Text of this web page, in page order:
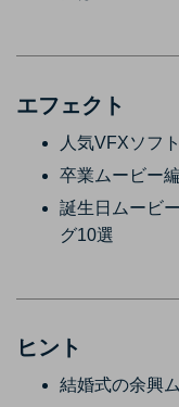
エフェクト
人気VFXソフ
卒業ムービー
誕生日ムービ
グ10選
ヒント
結婚式の余興